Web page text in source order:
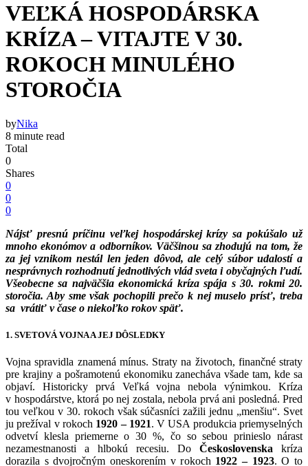
VEĽKÁ HOSPODÁRSKA
KRÍZA – VITAJTE V 30.
ROKOCH MINULÉHO
STOROČIA
byNika
8 minute read
Total
0
Shares
0
0
0
Nájsť presnú príčinu veľkej hospodárskej krízy sa pokúšalo už
mnoho ekonómov a odborníkov. Väčšinou sa zhodujú na tom, že
za jej vznikom nestál len jeden dôvod, ale celý súbor udalostí a
nesprávnych rozhodnutí jednotlivých vlád sveta i obyčajných ľudí.
Všeobecne sa najväčšia ekonomická kríza spája s 30. rokmi 20.
storočia. Aby sme však pochopili prečo k nej muselo prísť, treba
sa vrátiť v čase o niekoľko rokov späť.
1. SVETOVÁ VOJNA A JEJ DÔSLEDKY
Vojna spravidla znamená mínus. Straty na životoch, finančné straty
pre krajiny a pošramotenú ekonomiku zanecháva všade tam, kde sa
objaví. Historicky prvá Veľká vojna nebola výnimkou. Kríza
v hospodárstve, ktorá po nej zostala, nebola prvá ani posledná. Pred
tou veľkou v 30. rokoch však súčasníci zažili jednu „menšiu“. Svet
ju prežíval v rokoch 1920 – 1921. V USA produkcia priemyselných
odvetví klesla priemerne o 30 %, čo so sebou prinieslo nárast
nezamestnanosti a hlbokú recesiu. Do Československa kríza
dorazila s dvojročným oneskorením v rokoch 1922 – 1923. O to